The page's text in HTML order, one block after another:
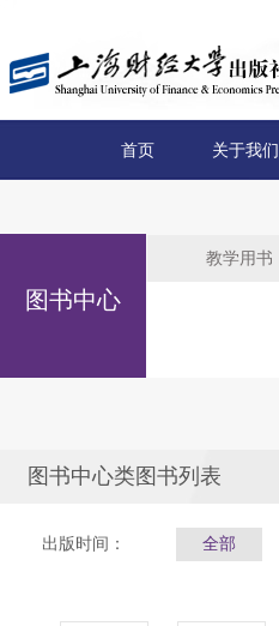
首页 关于我们
图书中心
教学用书
图书中心类图书列表
出版时间： 全部